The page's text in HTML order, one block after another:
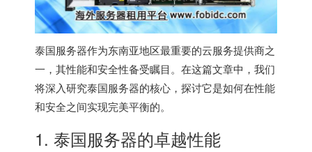
泰国服务器作为东南亚地区最重要的云服务提供商之
一，其性能和安全性备受瞩目。在这篇文章中，我们
将深入研究泰国服务器的核心，探讨它是如何在性能
和安全之间实现完美平衡的。
1. 泰国服务器的卓越性能